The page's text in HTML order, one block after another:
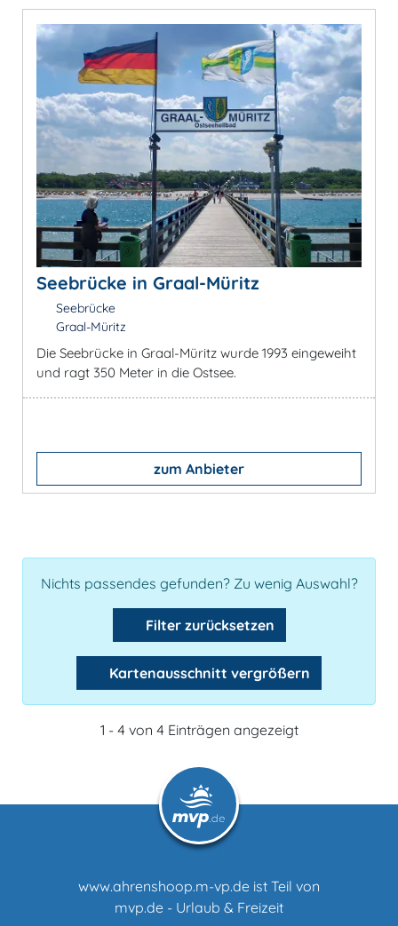
Seebrücke in Graal-Müritz
Seebrücke
Graal-Müritz
Die Seebrücke in Graal-Müritz wurde 1993 eingeweiht
und ragt 350 Meter in die Ostsee.
zum Anbieter
Nichts passendes gefunden? Zu wenig Auswahl?
Filter zurücksetzen
Kartenausschnitt vergrößern
1 - 4 von 4 Einträgen angezeigt
www.ahrenshoop.m-vp.de ist Teil von
mvp.de - Urlaub & Freizeit